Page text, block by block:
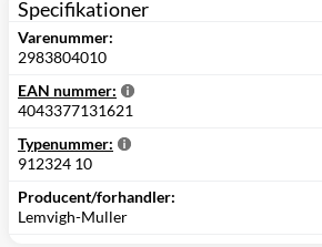
Specifikationer
Varenummer:
2983804010
EAN nummer:
4043377131621
Typenummer:
912324 10
Producent/forhandler:
Lemvigh-Muller